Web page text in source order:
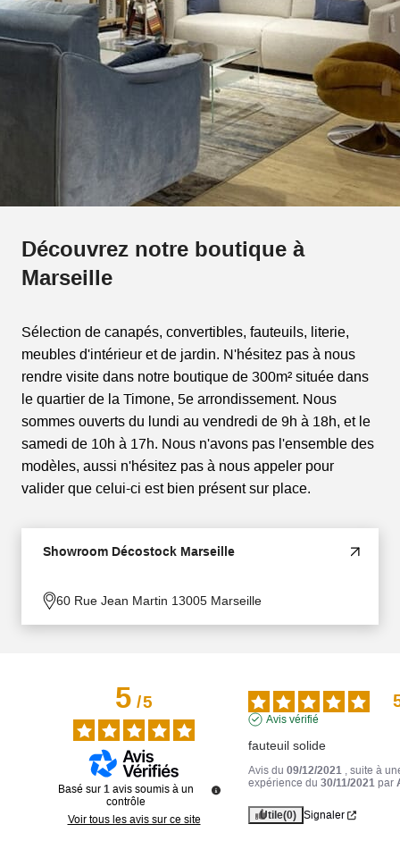
Découvrez notre boutique à
Marseille
Sélection de canapés, convertibles, fauteuils, literie,
meubles d'intérieur et de jardin. N'hésitez pas à nous
rendre visite dans notre boutique de 300m² située dans
le quartier de la Timone, 5e arrondissement. Nous
sommes ouverts du lundi au vendredi de 9h à 18h, et le
samedi de 10h à 17h. Nous n'avons pas l'ensemble des
modèles, aussi n'hésitez pas à nous appeler pour
valider que celui-ci est bien présent sur place.
Showroom Décostock Marseille
60 Rue Jean Martin 13005 Marseille
5/5
Basé sur 1 avis soumis à un
contrôle
Voir tous les avis sur ce site
Avis vérifié
fauteuil solide
Avis du 09/12/2021 , suite à
expérience du 30/11/2021 par
Utile(0) Signaler